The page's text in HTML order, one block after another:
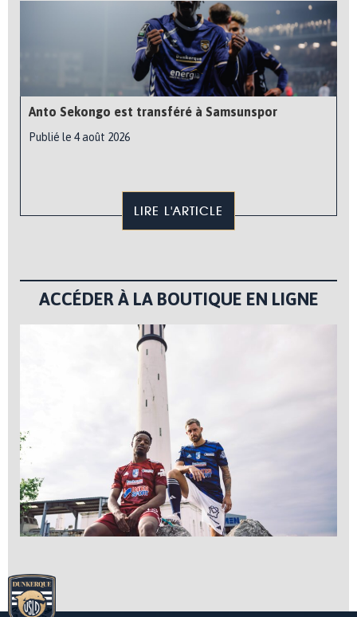
Anto Sekongo est transféré à Samsunspor
Publié le 4 août 2026
LIRE L'ARTICLE
ACCÉDER À LA BOUTIQUE EN LIGNE